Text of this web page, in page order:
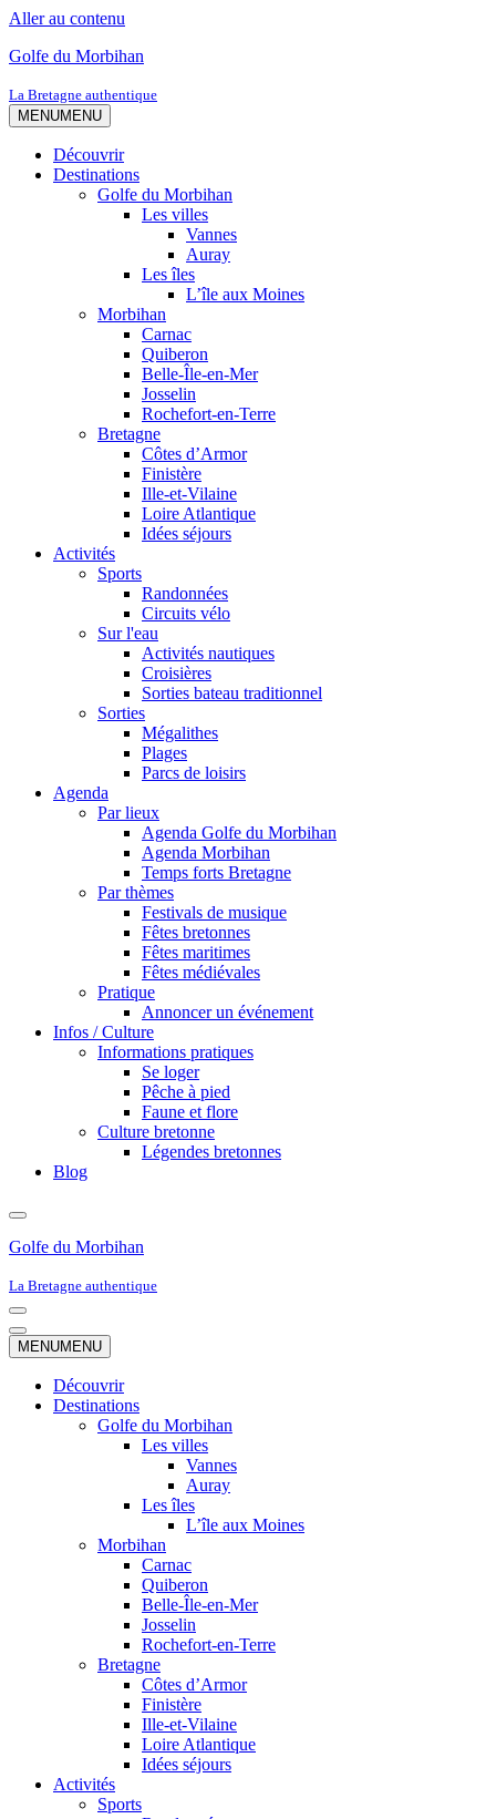
Aller au contenu
Golfe du Morbihan
La Bretagne authentique
MENUMENU
Découvrir
Destinations
Golfe du Morbihan
Les villes
Vannes
Auray
Les îles
L’île aux Moines
Morbihan
Carnac
Quiberon
Belle-Île-en-Mer
Josselin
Rochefort-en-Terre
Bretagne
Côtes d’Armor
Finistère
Ille-et-Vilaine
Loire Atlantique
Idées séjours
Activités
Sports
Randonnées
Circuits vélo
Sur l'eau
Activités nautiques
Croisières
Sorties bateau traditionnel
Sorties
Mégalithes
Plages
Parcs de loisirs
Agenda
Par lieux
Agenda Golfe du Morbihan
Agenda Morbihan
Temps forts Bretagne
Par thèmes
Festivals de musique
Fêtes bretonnes
Fêtes maritimes
Fêtes médiévales
Pratique
Annoncer un événement
Infos / Culture
Informations pratiques
Se loger
Pêche à pied
Faune et flore
Culture bretonne
Légendes bretonnes
Blog
Golfe du Morbihan
La Bretagne authentique
Menu
de
navigation
Menu
de
MENUMENU
Découvrir
Destinations
Golfe du Morbihan
Les villes
Vannes
Auray
Les îles
L’île aux Moines
Morbihan
Carnac
Quiberon
Belle-Île-en-Mer
Josselin
Rochefort-en-Terre
Bretagne
Côtes d’Armor
Finistère
Ille-et-Vilaine
Loire Atlantique
Idées séjours
Activités
Sports